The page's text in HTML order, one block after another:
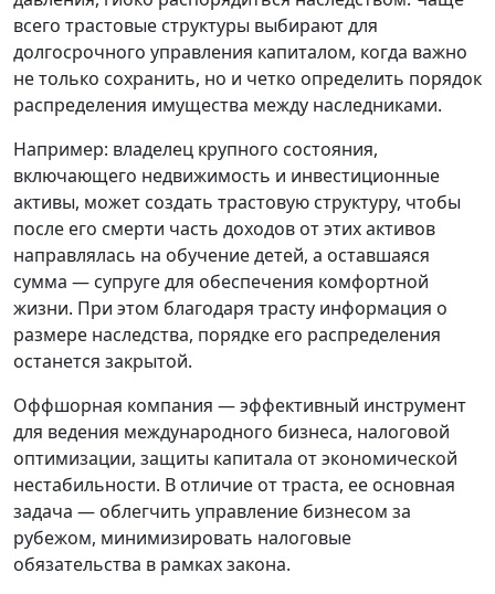
всего трастовые структуры выбирают для
долгосрочного управления капиталом, когда важно
не только сохранить, но и четко определить порядок
распределения имущества между наследниками.
Например: владелец крупного состояния,
включающего недвижимость и инвестиционные
активы, может создать трастовую структуру, чтобы
после его смерти часть доходов от этих активов
направлялась на обучение детей, а оставшаяся
сумма — супруге для обеспечения комфортной
жизни. При этом благодаря трасту информация о
размере наследства, порядке его распределения
останется закрытой.
Оффшорная компания — эффективный инструмент
для ведения международного бизнеса, налоговой
оптимизации, защиты капитала от экономической
нестабильности. В отличие от траста, ее основная
задача — облегчить управление бизнесом за
рубежом, минимизировать налоговые
обязательства в рамках закона.